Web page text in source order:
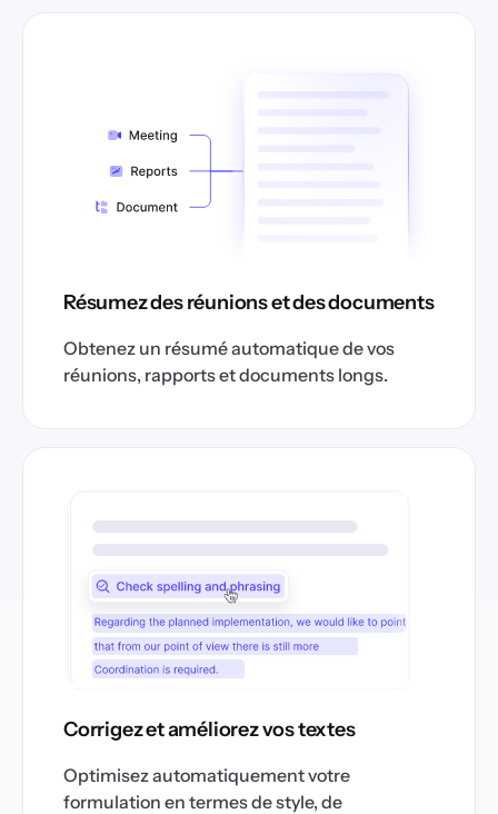
Résumez des réunions et des documents
Obtenez un résumé automatique de vos
réunions, rapports et documents longs.
Corrigez et améliorez vos textes
Optimisez automatiquement votre
formulation en termes de style, de